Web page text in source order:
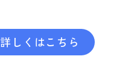
詳しくはこちら